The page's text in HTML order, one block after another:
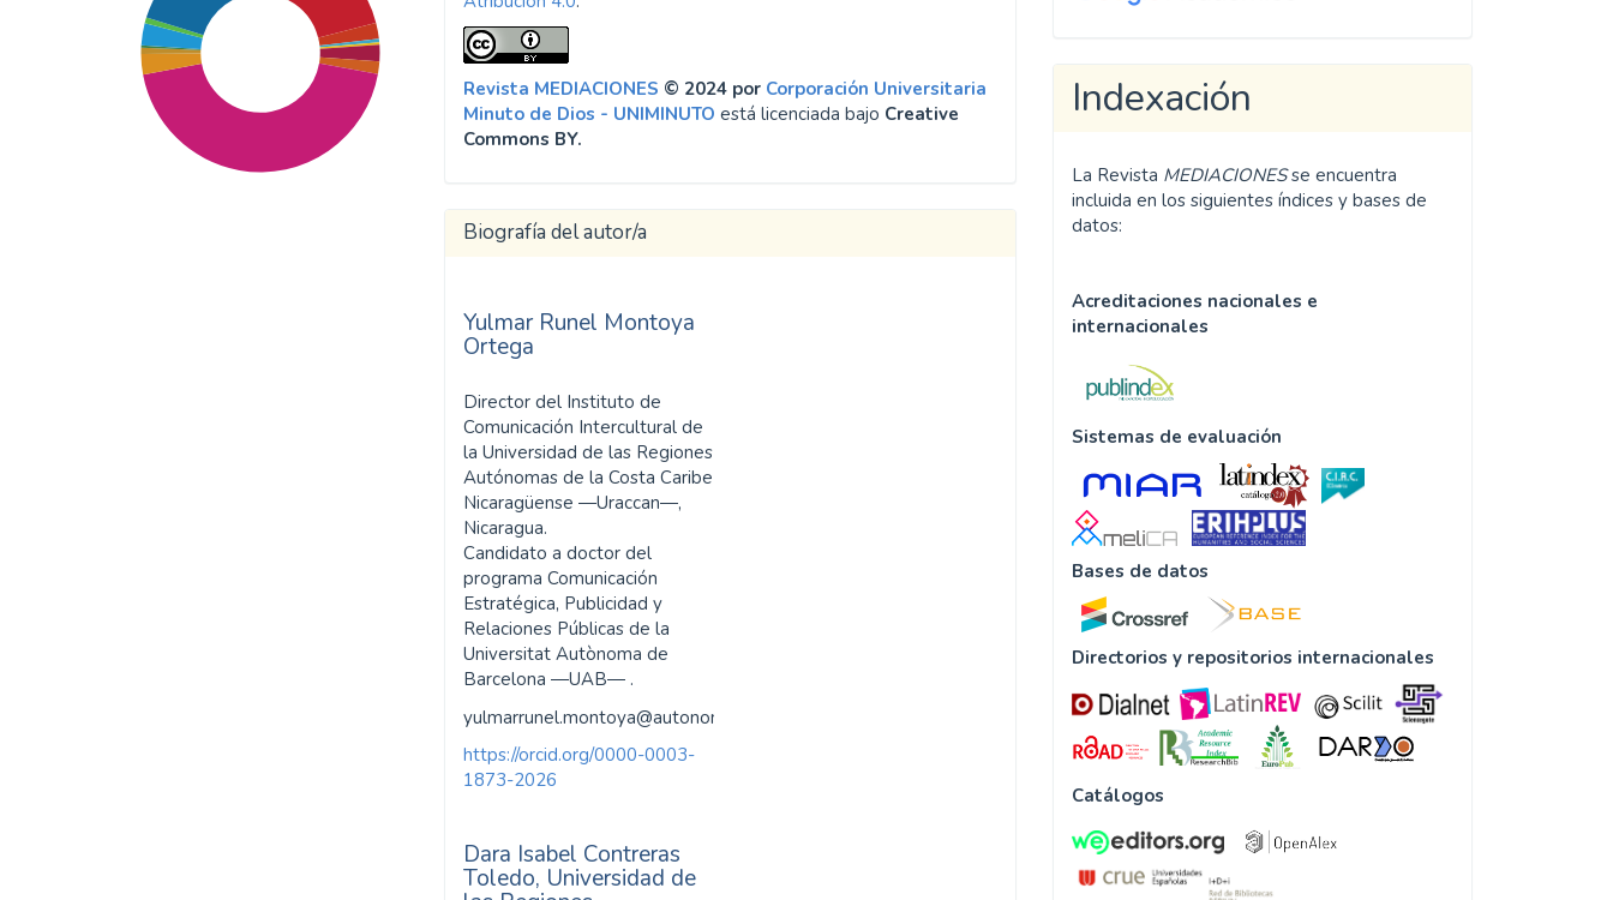
Revista MEDIACIONES © 2024 por Corporación Universitaria
Minuto de Dios - UNIMINUTO está licenciada bajo Creative
Commons BY.
Biografía del autor/a
Yulmar Runel Montoya
Ortega
Director del Instituto de
Comunicación Intercultural de
la Universidad de las Regiones
Autónomas de la Costa Caribe
Nicaragüense ―Uraccan―,
Nicaragua.
Candidato a doctor del
programa Comunicación
Estratégica, Publicidad y
Relaciones Públicas de la
Universitat Autònoma de
Barcelona ―UAB― .
yulmarrunel.montoya@autonoma.cat
https://orcid.org/0000-0003-
1873-2026
Dara Isabel Contreras
Toledo, Universidad de
Indexación
La Revista MEDIACIONESse encuentra
incluida en los siguientes índices y bases de
datos:
Acreditaciones nacionales e
internacionales
Sistemas de evaluación
Bases de datos
Directorios y repositorios internacionales
Catálogos